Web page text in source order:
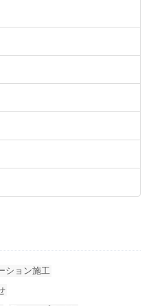
ション施工